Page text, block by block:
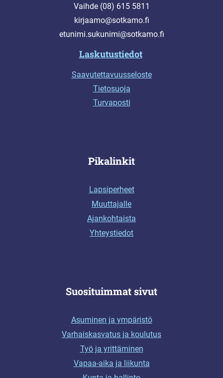
Vaihde (08) 615 5811
kirjaamo@sotkamo.fi
etunimi.sukunimi@sotkamo.fi
Laskutustiedot
Saavutettavuusseloste
Tietosuoja
Turvaposti
Pikalinkit
Lapsiperheet
Muuttajalle
Ajankohtaista
Yhteystiedot
Suosituimmat sivut
Asuminen ja ympäristö
Varhaiskasvatus ja koulutus
Työ ja yrittäminen
Vapaa-aika ja liikunta